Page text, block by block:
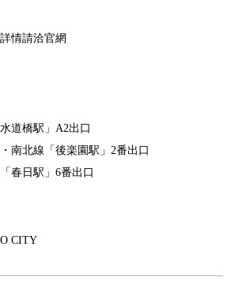
情請洽官網
道橋駅」A2出口
南北線「後楽園駅」2番出口
春日駅」6番出口
CITY